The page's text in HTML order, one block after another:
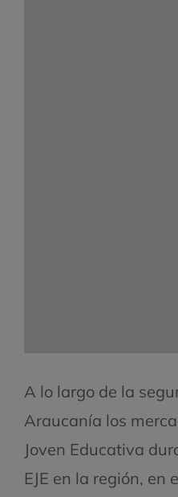
A lo largo de la
Araucanía los
Joven Educativa
EJE en la región,